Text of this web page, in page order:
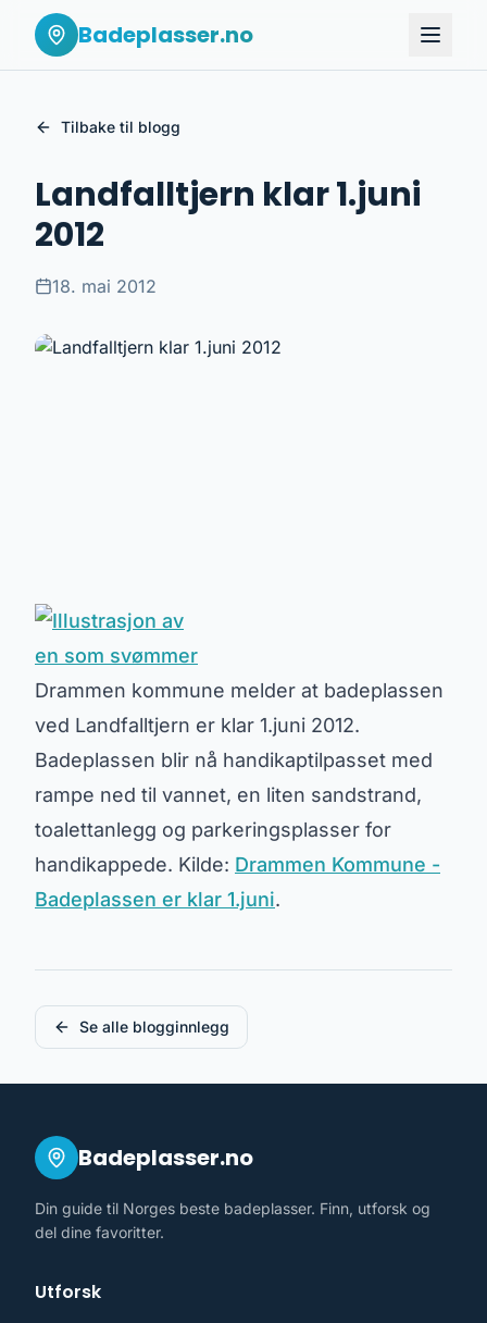
Badeplasser.no
Tilbake til blogg
Landfalltjern klar 1.juni
2012
18. mai 2012
Drammen kommune melder at badeplassen
ved Landfalltjern er klar 1.juni 2012.
Badeplassen blir nå handikaptilpasset med
rampe ned til vannet, en liten sandstrand,
toalettanlegg og parkeringsplasser for
handikappede. Kilde: Drammen Kommune -
Badeplassen er klar 1.juni.
Se alle blogginnlegg
Badeplasser.no
Din guide til Norges beste badeplasser. Finn, utforsk og
del dine favoritter.
Utforsk